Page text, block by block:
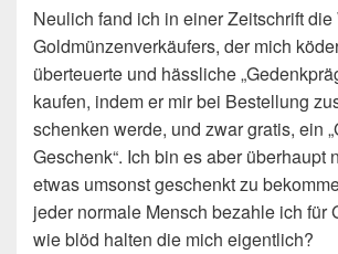
Neulich fand ich in einer Zeitschrift
Goldmünzenverkäufers, der mich
überteuerte und hässliche
kaufen, indem er mir bei Bestellung
schenken werde, und zwar gratis, ein
Geschenk“. Ich bin es aber überhaupt
etwas umsonst geschenkt zu
jeder normale Mensch bezahle ich für
wie blöd halten die mich eigentlich?